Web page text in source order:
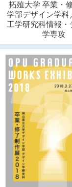
拓殖大学 卒業・
学部デザイン学科
工学研究科情報・
学専攻